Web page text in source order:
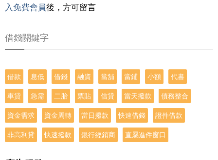
入免費會員後，方可留言
借錢關鍵字
借款 息低 借錢 融資 當舖 當鋪 小額 代書
車貸 急需 二胎 票貼 信貸 當天撥款 債務整合
資金需求 資金周轉 當日撥款 快速借錢 證件借款
非高利貸 快速撥款 銀行經銷商 直屬進件窗口